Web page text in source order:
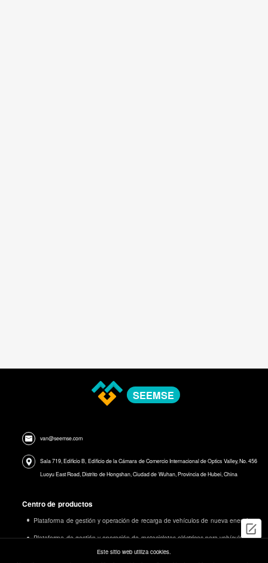
SEEMSE
van@seemse.com
Sala 719, Edificio B, Edificio de la Cámara de Comercio Internacional de Optics Valley, No. 456
Luoyu East Road, Distrito de Hongshan, Ciudad de Wuhan, Provincia de Hubei, China
Centro de productos
Plataforma de gestión y operación de recarga de vehículos de nueva energía
Plataforma de gestión y operación de motocicletas eléctricas para vehículos
Este sitio web utiliza cookies.